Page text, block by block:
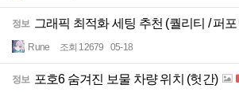
정보 그래픽 최적화 세팅 추천 (퀄리티 / 퍼
Rune 조회 12679 05-18
정보 포호6 숨겨진 보물 차량 위치 (헛간)